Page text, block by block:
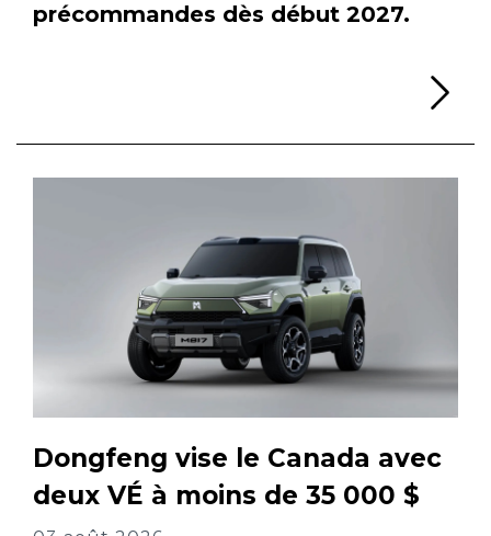
précommandes dès début 2027.
Dongfeng vise le Canada avec
deux VÉ à moins de 35 000 $